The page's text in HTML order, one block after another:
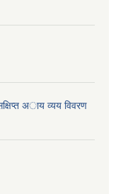
अाय व्यय विवरण